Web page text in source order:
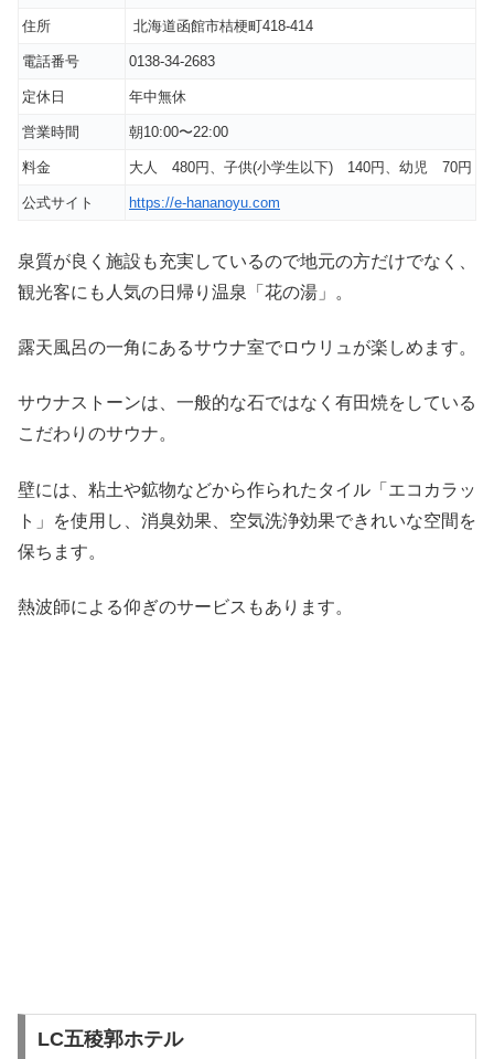
住所 北海道函館市桔梗町418-414
電話番号 0138-34-2683
定休日 年中無休
営業時間 朝10:00〜22:00
料金 大人 480円、子供(小学生以下) 140円、幼児 70円
公式サイト https://e-hananoyu.com
泉質が良く施設も充実しているので地元の方だけでなく、
観光客にも人気の日帰り温泉「花の湯」。
露天風呂の一角にあるサウナ室でロウリュが楽しめます。
サウナストーンは、一般的な石ではなく有田焼をしている
こだわりのサウナ。
壁には、粘土や鉱物などから作られたタイル「エコカラッ
ト」を使用し、消臭効果、空気洗浄効果できれいな空間を
保ちます。
熱波師による仰ぎのサービスもあります。
LC五稜郭ホテル